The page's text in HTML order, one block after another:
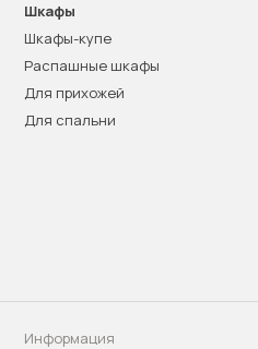
Шкафы
Шкафы-купе
Распашные шкафы
Для прихожей
Для спальни
Информация